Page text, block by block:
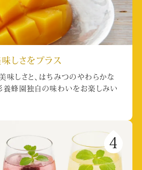
しさをプラス
味しさと、はちみつのやわらかな
養蜂園独自の味わいをお楽しみい